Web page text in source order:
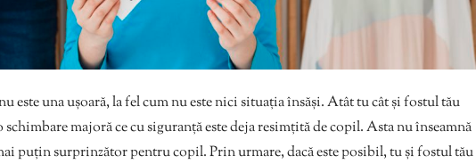
este una ușoară, la fel cum nu este nici situația însăși. Atât tu cât și fostul tău
majoră ce cu siguranță este deja resimțită de copil. Asta nu înseamnă
puțin surprinzător pentru copil. Prin urmare, dacă este posibil, tu și fostul tău